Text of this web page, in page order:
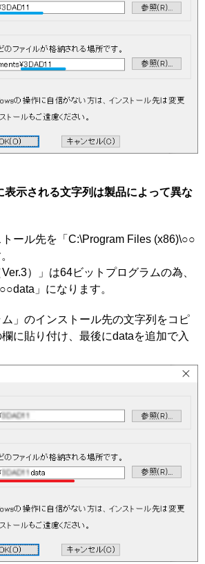
示される文字列は製品によって異な
ール先を「C:\Program Files (x86)\○○
）」は64ビットプログラムの為、
」になります。
」のインストール先の文字列をコピ
に貼り付け、最後にdataを追加で入